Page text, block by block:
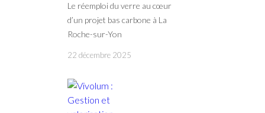
Le réemploi du verre au cœur
d’un projet bas carbone à La
Roche-sur-Yon
22 décembre 2025